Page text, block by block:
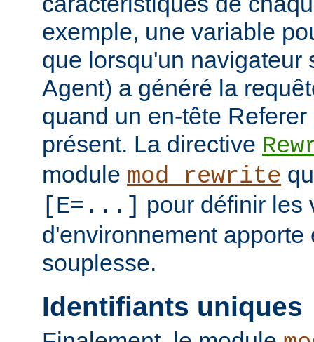
exemple, une variable
que lorsqu'un navigateur
Agent) a généré la
quand un en-tête
présent. La directive
module mod_rewrite
[E=...] pour définir les
d'environnement apporte
souplesse.
Identifiants uniques